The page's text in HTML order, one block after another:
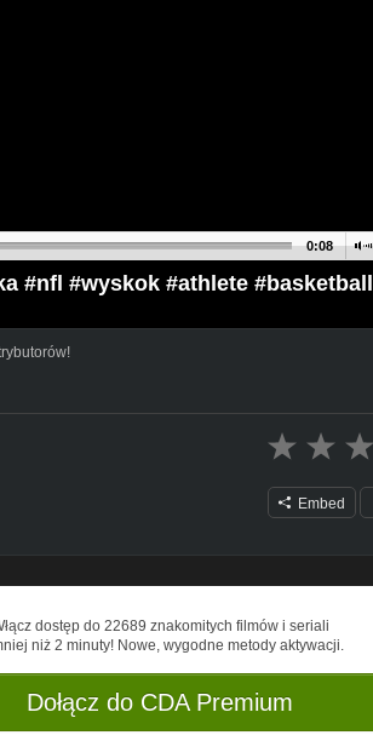
0:08
#nfl #wyskok #athlete #basketball
Embed
dostęp do 22689 znakomitych filmów i seriali
niż 2 minuty! Nowe, wygodne metody aktywacji.
Dołącz do CDA Premium